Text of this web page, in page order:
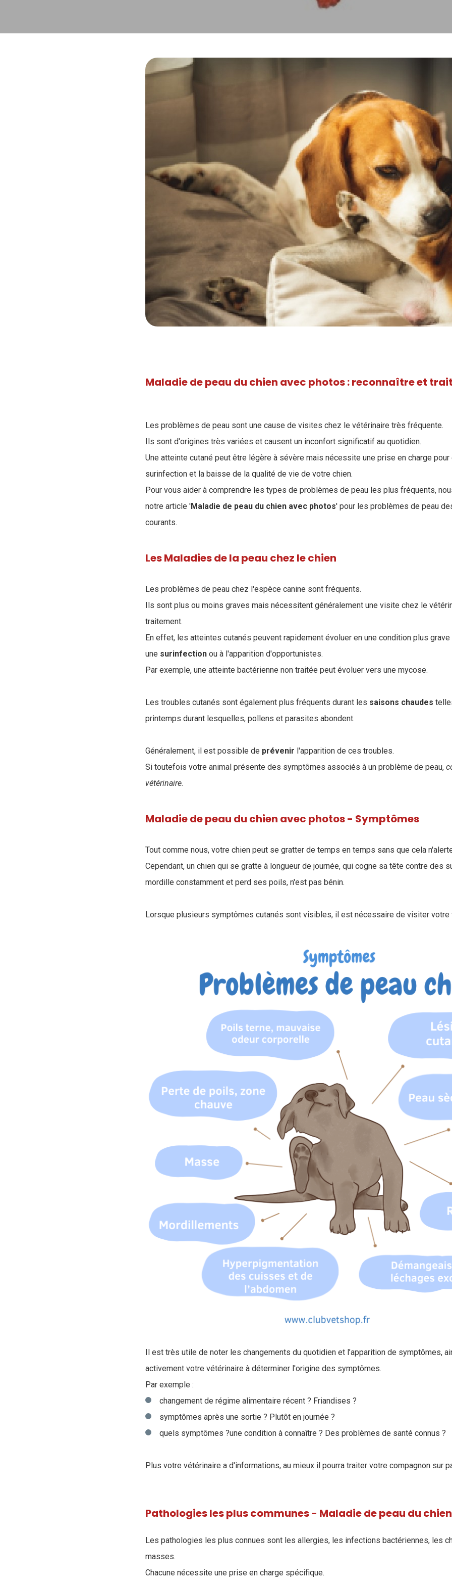
Maladie de peau du chien avec photos : reconnaître et
Les problèmes de peau sont une cause de visites chez le vétérinaire très fréquente.
Ils sont d'origines très variées et causent un inconfort significatif au quotidien.
Une atteinte cutané peut être légère à sévère mais nécessite une prise en charge pour
surinfection et la baisse de la qualité de vie de votre chien.
Pour vous aider à comprendre les types de problèmes de peau les plus fréquents,
notre article 'Maladie de peau du chien avec photos' pour les problèmes de peau
courants.
Les Maladies de la peau chez le chien
Les problèmes de peau chez l'espèce canine sont fréquents.
Ils sont plus ou moins graves mais nécessitent généralement une visite chez le
traitement.
En effet, les atteintes cutanés peuvent rapidement évoluer en une condition plus
une surinfection ou à l'apparition d'opportunistes.
Par exemple, une atteinte bactérienne non traitée peut évoluer vers une mycose.
Les troubles cutanés sont également plus fréquents durant les saisons chaudes
printemps durant lesquelles, pollens et parasites abondent.
Généralement, il est possible de prévenir l'apparition de ces troubles.
Si toutefois votre animal présente des symptômes associés à un problème de peau,
vétérinaire.
Maladie de peau du chien avec photos - Symptômes
Tout comme nous, votre chien peut se gratter de temps en temps sans que cela
Cependant, un chien qui se gratte à longueur de journée, qui cogne sa tête contre des
mordille constamment et perd ses poils, n'est pas bénin.
Lorsque plusieurs symptômes cutanés sont visibles, il est nécessaire de visiter votre
Il est très utile de noter les changements du quotidien et l’apparition de symptômes,
activement votre vétérinaire à déterminer l'origine des symptômes.
Par exemple :
changement de régime alimentaire récent ? Friandises ?
symptômes après une sortie ? Plutôt en journée ?
quels symptômes ?une condition à connaître ? Des problèmes de santé connus ?
Plus votre vétérinaire a d'informations, au mieux il pourra traiter votre compagnon sur
Pathologies les plus communes - Maladie de peau du
Les pathologies les plus connues sont les allergies, les infections bactériennes, les
masses.
Chacune nécessite une prise en charge spécifique.